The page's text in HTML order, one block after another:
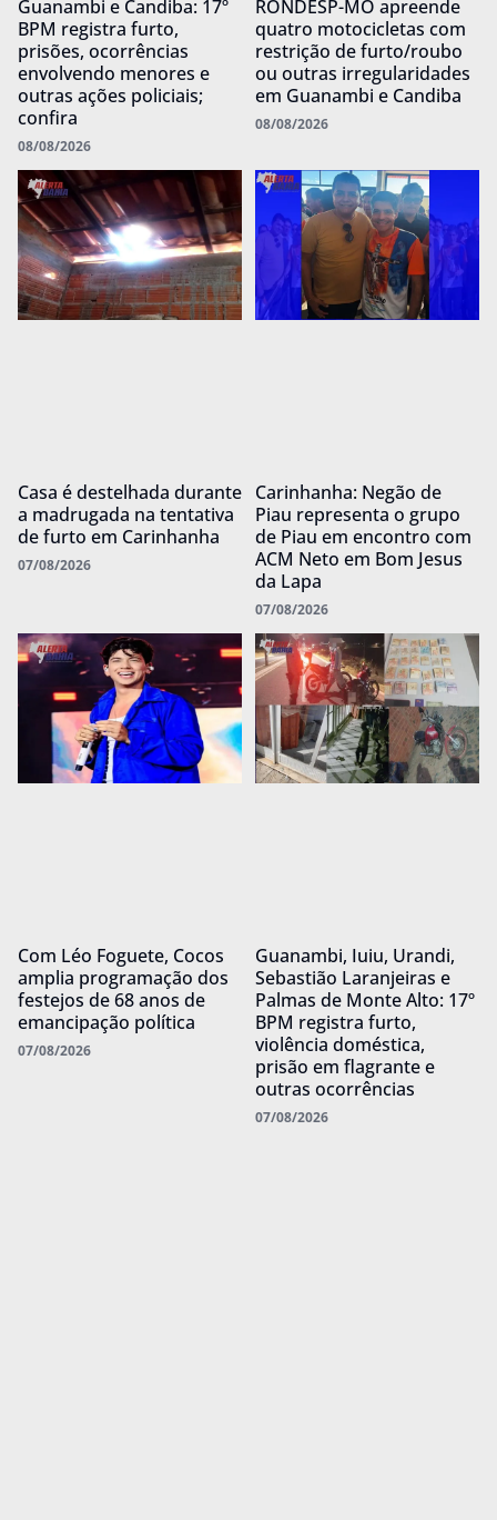
Guanambi e Candiba: 17º
BPM registra furto,
prisões, ocorrências
envolvendo menores e
outras ações policiais;
confira
08/08/2026
RONDESP-MO apreende
quatro motocicletas com
restrição de furto/roubo
ou outras irregularidades
em Guanambi e Candiba
08/08/2026
Casa é destelhada durante
a madrugada na tentativa
de furto em Carinhanha
07/08/2026
Carinhanha: Negão de
Piau representa o grupo
de Piau em encontro com
ACM Neto em Bom Jesus
da Lapa
07/08/2026
Com Léo Foguete, Cocos
amplia programação dos
festejos de 68 anos de
emancipação política
07/08/2026
Guanambi, Iuiu, Urandi,
Sebastião Laranjeiras e
Palmas de Monte Alto: 17º
BPM registra furto,
violência doméstica,
prisão em flagrante e
outras ocorrências
07/08/2026